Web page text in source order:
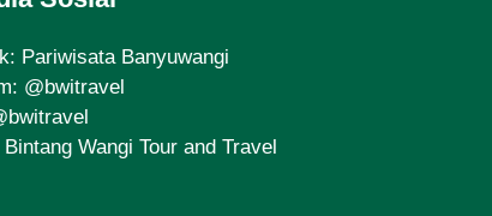
Pariwisata Banyuwangi
@bwitravel
Bintang Wangi Tour and Travel